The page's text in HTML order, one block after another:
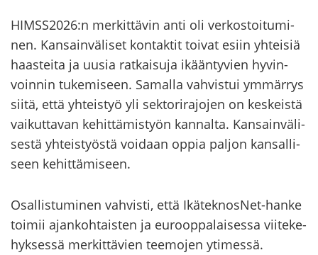
HIMSS2026:n mer­kit­tä­vin anti oli ver­kos­toi­tu­mi­
nen. Kan­sain­vä­li­set kon­tak­tit toi­vat esiin yh­tei­siä
haas­tei­ta ja uusia rat­kai­su­ja ikään­ty­vien hy­vin­
voin­nin tu­ke­mi­seen. Sa­mal­la vah­vis­tui ym­mär­rys
siitä, että yh­teis­työ yli sek­to­ri­ra­jo­jen on kes­keis­tä
vai­kut­ta­van ke­hit­tä­mis­työn kan­nal­ta. Kan­sain­vä­li­
ses­tä yh­teis­työs­tä voi­daan oppia pal­jon kan­sal­li­
seen ke­hit­tä­mi­seen.
Osal­lis­tu­mi­nen vah­vis­ti, että IkäteknosNet-​hanke
toi­mii ajan­koh­tais­ten ja eu­roop­pa­lai­ses­sa vii­te­ke­
hyk­ses­sä mer­kit­tä­vien tee­mo­jen yti­mes­sä.